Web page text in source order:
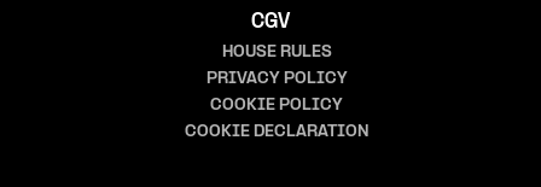
CGV
HOUSE RULES
PRIVACY POLICY
COOKIE POLICY
COOKIE DECLARATION